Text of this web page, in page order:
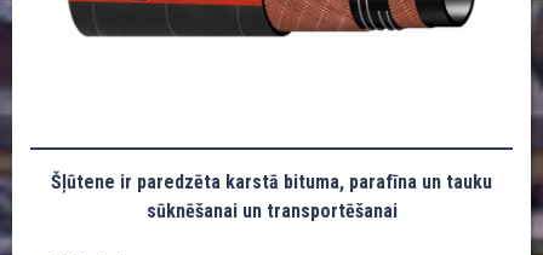
Šļūtene ir paredzēta karstā bituma, parafīna un tauku
sūknēšanai un transportēšanai